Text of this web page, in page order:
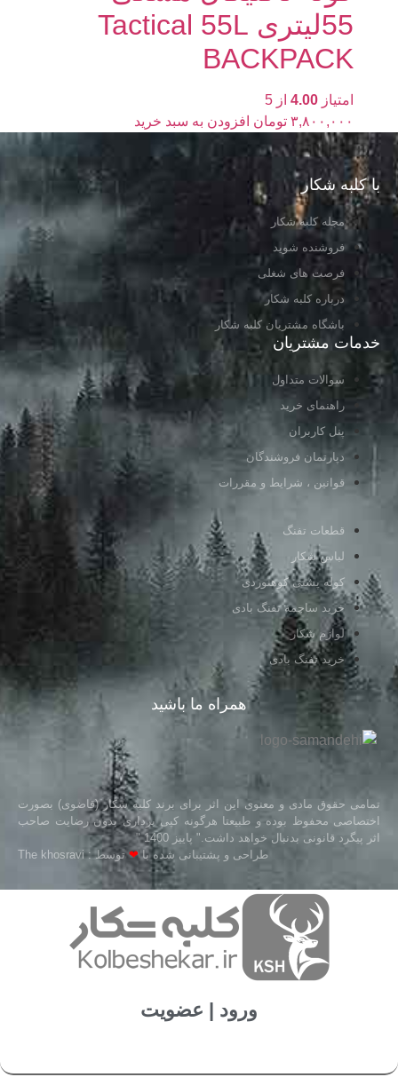
55لیتری Tactical 55L
BACKPACK
امتیاز 4.00 از 5
۳,۸۰۰,۰۰۰ تومان افزودن به سبد خرید
با کلبه شکار
مجله کلبه شکار
فروشنده شوید
فرصت های شغلی
درباره کلبه شکار
باشگاه مشتریان کلبه شکار
خدمات مشتریان
سوالات متداول
راهنمای خرید
پنل کاربران
دپارتمان فروشندگان
قوانین ، شرایط و مقررات
قطعات تفنگ
لباس شکار
کوله پشتی کوهنوردی
خرید ساچمه تفنگ بادی
لوازم شکار
خرید تفنگ بادی
همراه ما باشید
تمامی حقوق مادی و معنوی این اثر برای برند کلبه شکار (قاضوی) بصورت
اختصاصی محفوظ بوده و طبیعتا هرگونه کپی برداری بدون رضایت صاحب
اثر پیگرد قانونی بدنبال خواهد داشت." پاییز 1400 "
طراحی و پشتیبانی شده با❤توسط : The khosravi
ورود | عضویت